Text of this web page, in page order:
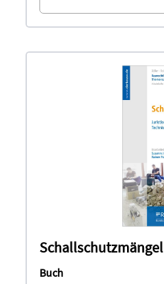
Schallschutzmängel
Buch